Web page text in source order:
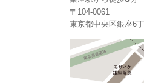
〒104-0061
東京都中央区銀座6